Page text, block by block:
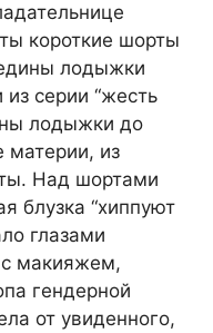
короткие шорты
лодыжки
серии “жесть
лодыжки до
материи, из
Над шортами
блузка “хиппуют
глазами
макияжем,
гендерной
от увиденного,